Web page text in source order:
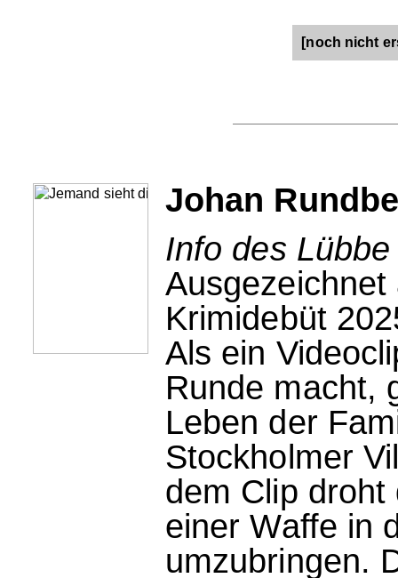
[noch nicht
Johan
Info des
Krimidebüt
Als ein
Runde macht,
Leben der
Stockholmer
dem Clip
einer Waffe in
umzubringen.